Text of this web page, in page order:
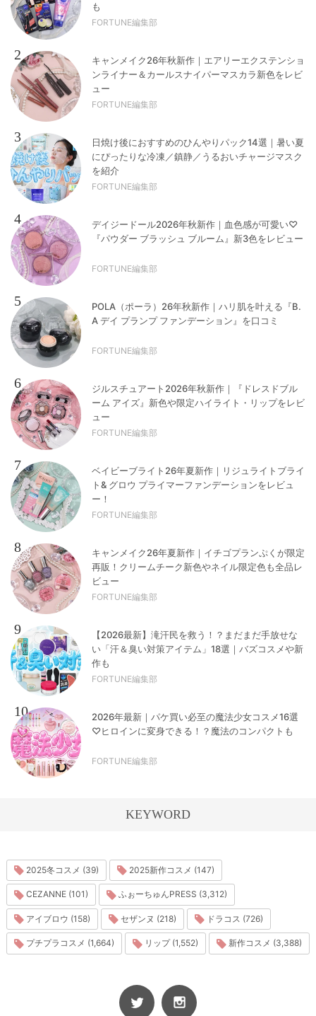
も
FORTUNE編集部
2
キャンメイク26年秋新作｜エアリーエクステンショ
ンライナー＆カールスナイパーマスカラ新色をレビ
ュー
FORTUNE編集部
3
日焼け後におすすめのひんやりパック14選｜暑い夏
にぴったりな冷凍／鎮静／うるおいチャージマスク
を紹介
FORTUNE編集部
4
デイジードール2026年秋新作｜血色感が可愛い♡
『パウダー ブラッシュ ブルーム』新3色をレビュー
FORTUNE編集部
5
POLA（ポーラ）26年秋新作｜ハリ肌を叶える『B.
A デイ プランプ ファンデーション』を口コミ
FORTUNE編集部
6
ジルスチュアート2026年秋新作｜『ドレスドブル
ーム アイズ』新色や限定ハイライト・リップをレビ
ュー
FORTUNE編集部
7
ベイビーブライト26年夏新作｜リジュライトブライ
ト& グロウ プライマーファンデーションをレビュ
ー！
FORTUNE編集部
8
キャンメイク26年夏新作｜イチゴプランぷくが限定
再販！クリームチーク新色やネイル限定色も全品レ
ビュー
FORTUNE編集部
9
【2026最新】滝汗民を救う！？まだまだ手放せな
い「汗＆臭い対策アイテム」18選｜バズコスメや新
作も
FORTUNE編集部
10
2026年最新｜パケ買い必至の魔法少女コスメ16選
♡ヒロインに変身できる！？魔法のコンパクトも
FORTUNE編集部
KEYWORD
2025冬コスメ (39) 2025新作コスメ (147)
CEZANNE (101) ふぉーちゅんPRESS (3,312)
アイブロウ (158) セザンヌ (218) ドラコス (726)
プチプラコスメ (1,664) リップ (1,552) 新作コスメ (3,388)